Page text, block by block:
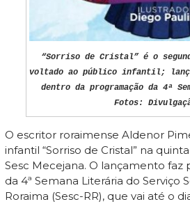
“Sorriso de Cristal” é o
voltado ao público infantil;
dentro da programação da 4ª
Fotos:
O escritor roraimense Aldenor
infantil “Sorriso de Cristal” na
Sesc Mecejana. O lançamento
da 4ª Semana Literária do Serviço
Roraima (Sesc-RR), que vai até o